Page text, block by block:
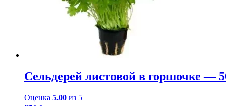
Сельдерей листовой в горшочке —
Оценка 5.00 из 5